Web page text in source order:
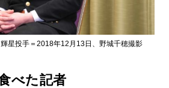
星投手＝2018年12月13日、野城千穂撮影
べた記者